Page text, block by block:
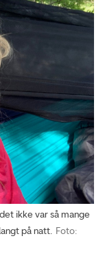
ikke var så mange
på natt. Foto: